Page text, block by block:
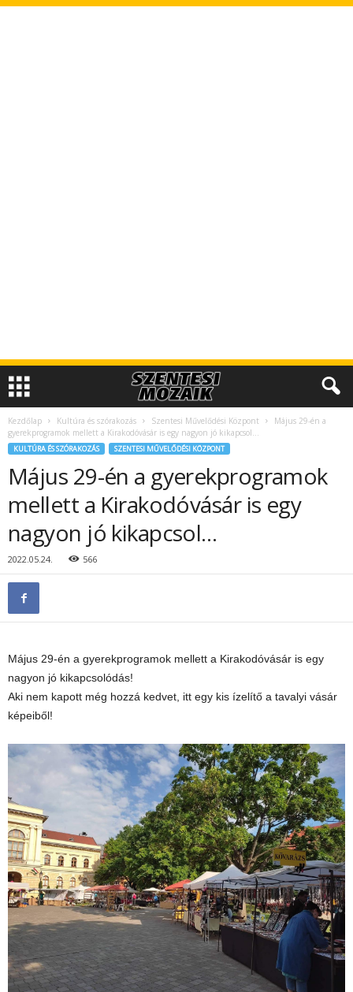
Kezdőlap Kultúra és szórakozás Szentesi Művelődési Központ
Május 29-én a
gyerekprogramok mellett a Kirakodóvásár is egy nagyon jó kikapcsol…
KULTÚRA ÉS SZÓRAKOZÁS SZENTESI MŰVELŐDÉSI KÖZPONT
Május 29-én a gyerekprogramok
mellett a Kirakodóvásár is egy
nagyon jó kikapcsol…
2022.05.24. 566
Május 29-én a gyerekprogramok mellett a Kirakodóvásár is egy
nagyon jó kikapcsolódás!
Aki nem kapott még hozzá kedvet, itt egy kis ízelítő a tavalyi vásár
képeiből!